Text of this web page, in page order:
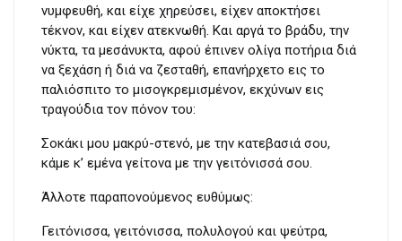
νυμφευθή, και είχε χηρεύσει, είχεν αποκτήσει
τέκνον, και είχεν ατεκνωθή. Και αργά το βράδυ, την
νύκτα, τα μεσάνυκτα, αφού έπινεν ολίγα ποτήρια διά
να ξεχάση ή διά να ζεσταθή, επανήρχετο εις το
παλιόσπιτο το μισογκρεμισμένον, εκχύνων εις
τραγούδια τον πόνον του:
Σοκάκι μου μακρύ-στενό, με την κατεβασιά σου,
κάμε κ’ εμένα γείτονα με την γειτόνισσά σου.
Άλλοτε παραπονούμενος ευθύμως:
Γειτόνισσα, γειτόνισσα, πολυλογού και ψεύτρα,